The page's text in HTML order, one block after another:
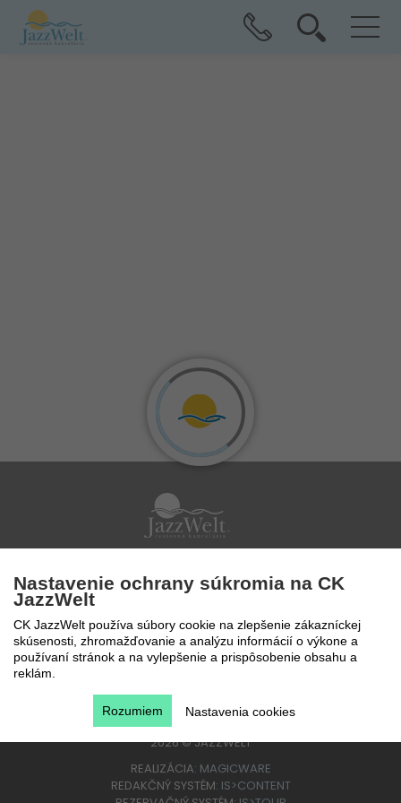
Po - Pi 9 - 17 hod
0850 777 888
2026©JAZZWELT
REALIZÁCIA: MAGICWARE
REDAKČNÝ SYSTÉM: IS>CONTENT
Nastavenie ochrany súkromia na CK
JazzWelt
CK JazzWelt používa súbory cookie na zlepšenie zákazníckej
skúsenosti, zhromažďovanie a analýzu informácií o výkone a
používaní stránok a na vylepšenie a prispôsobenie obsahu a
reklám.
Nastavenia cookies
Rozumiem